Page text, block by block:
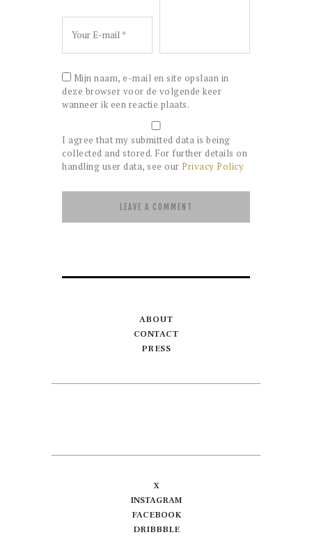
Mijn naam, e-mail en site opslaan in
deze browser voor de volgende keer
wanneer ik een reactie plaats.
I agree that my submitted data is being
collected and stored. For further details on
handling user data, see our Privacy Policy
ABOUT
CONTACT
PRESS
X
INSTAGRAM
FACEBOOK
DRIBBBLE